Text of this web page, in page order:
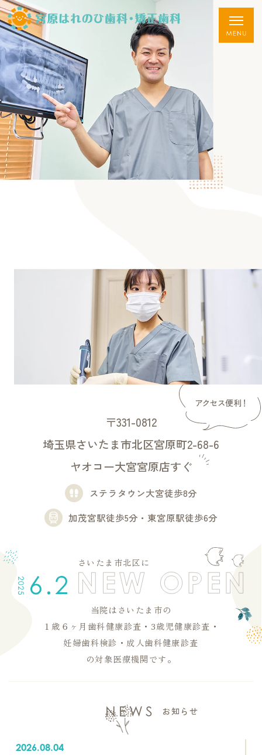
〒331-0812
埼玉県さいたま市北区宮原町2-68-6
ヤオコー大宮宮原店すぐ
ステラタウン大宮徒歩8分
加茂宮駅徒歩5分・東宮原駅徒歩6分
さいたま市北区に
当院はさいたま市の
１歳６ヶ月歯科健康診査・3歳児健康診査・
妊婦歯科検診・成人歯科健康診査
の対象医療機関です。
NEWS お知らせ
2026.08.04